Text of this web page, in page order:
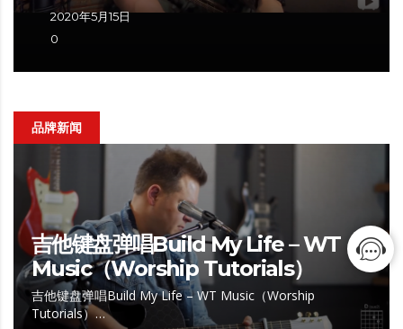
2020年5月15日
0
品牌新闻
吉他键盘弹唱Build My Life – WT
Music（Worship Tutorials）
吉他键盘弹唱Build My Life – WT Music（Worship
Tutorials）…